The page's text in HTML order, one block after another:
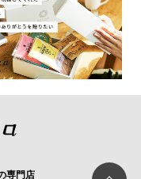
専門店